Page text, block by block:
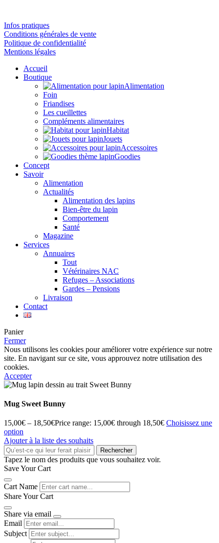
Infos pratiques
Conditions générales de vente
Politique de confidentialité
Mentions légales
Accueil
Boutique
Alimentation
Foin
Friandises
Les cueillettes
Compléments alimentaires
Habitat
Jouets
Accessoires
Goodies
Concept
Savoir
Alimentation
Actualités
Alimentation des lapins
Bien-être du lapin
Comportement
Santé
Magazine
Services
Annuaires
Tout
Vétérinaires NAC
Refuges – Associations
Gardes – Pensions
Livraison
Contact
Panier
Fermer
Nous utilisons les cookies pour améliorer votre expérience sur notre
site. En navigant sur ce site, vous approuvez notre utilisation des
cookies.
Accepter
Mug Sweet Bunny
15,00€ – 18,50€Price range: 15,00€ through 18,50€ Choisissez une
option
Ajouter à la liste des souhaits
Rechercher
Tapez le nom des produits que vous souhaitez voir.
Save Your Cart
Cart Name
Share Your Cart
Share via email
Email
Subject